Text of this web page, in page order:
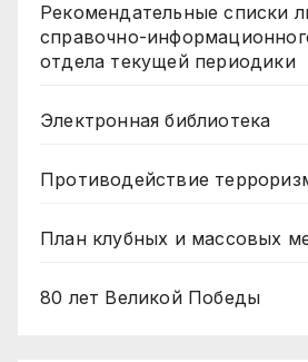
Рекомендательные списки
справочно-
отдела текущей периодики
Электронная библиотека
Противодействие
План клубных и массовых
80 лет Великой Победы